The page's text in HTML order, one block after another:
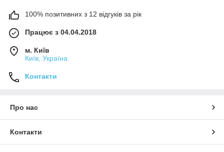
100% позитивних з 12 відгуків за рік
Працює з 04.04.2018
м. Київ
Київ, Україна
Контакти
Про нас
Контакти